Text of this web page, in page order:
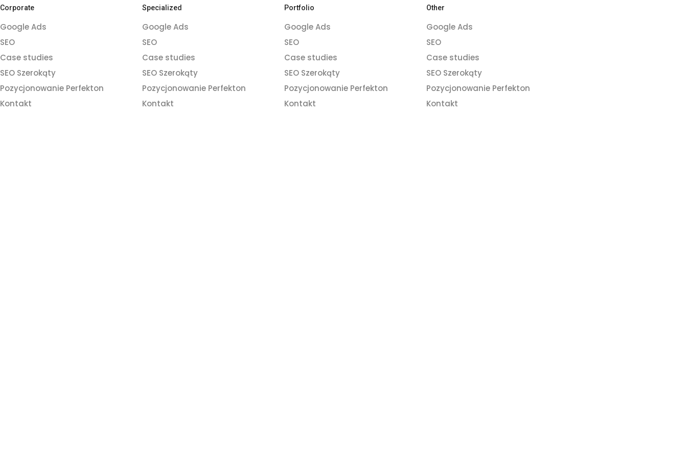
Corporate
Google Ads
SEO
Case studies
SEO Szerokąty
Pozycjonowanie Perfekton
Kontakt
Specialized
Google Ads
SEO
Case studies
SEO Szerokąty
Pozycjonowanie Perfekton
Kontakt
Portfolio
Google Ads
SEO
Case studies
SEO Szerokąty
Pozycjonowanie Perfekton
Kontakt
Other
Google Ads
SEO
Case studies
SEO Szerokąty
Pozycjonowanie Perfekton
Kontakt